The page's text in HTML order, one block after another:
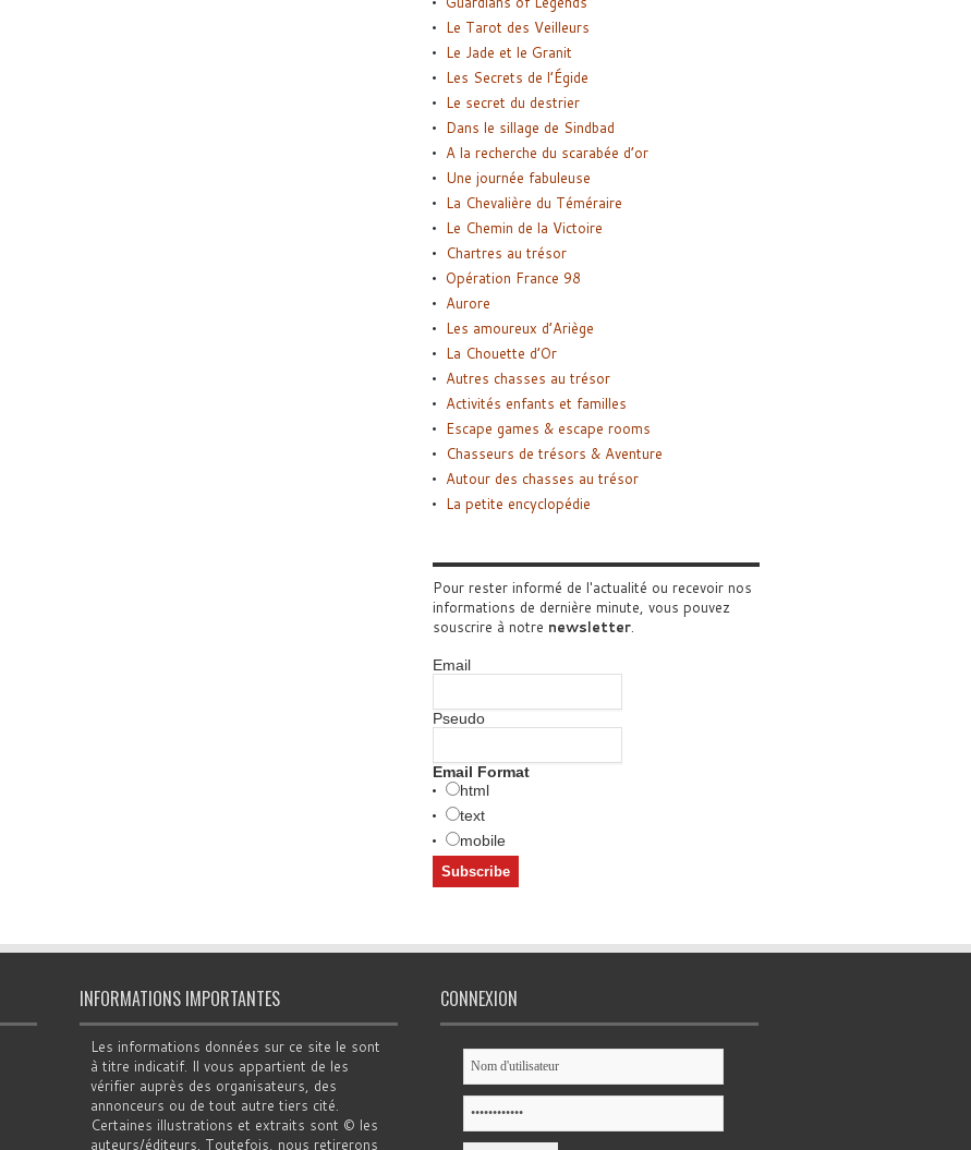
Le Tarot des Veilleurs
Le Jade et le Granit
Les Secrets de l’Égide
Le secret du destrier
Dans le sillage de Sindbad
A la recherche du scarabée d’or
Une journée fabuleuse
La Chevalière du Téméraire
Le Chemin de la Victoire
Chartres au trésor
Opération France 98
Aurore
Les amoureux d’Ariège
La Chouette d’Or
Autres chasses au trésor
Activités enfants et familles
Escape games & escape rooms
Chasseurs de trésors & Aventure
Autour des chasses au trésor
La petite encyclopédie
Pour rester informé de l'actualité ou recevoir nos
informations de dernière minute, vous pouvez
souscrire à notre newsletter.
Email
Pseudo
Email Format
html
text
mobile
INFORMATIONS IMPORTANTES
Les informations données sur ce site le sont
à titre indicatif. Il vous appartient de les
vérifier auprès des organisateurs, des
annonceurs ou de tout autre tiers cité.
Certaines illustrations et extraits sont © les
auteurs/éditeurs. Toutefois, nous retirerons
CONNEXION